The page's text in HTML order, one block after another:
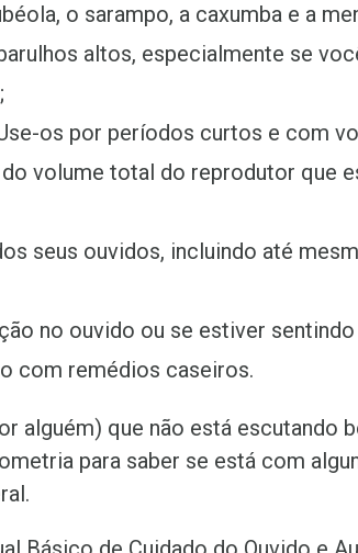
o sarampo, a caxumba e a
altos, especialmente se
os por períodos curtos e com
volume total do reprodutor que
seus ouvidos, incluindo até
no ouvido ou se estiver
com remédios caseiros.
alguém) que não está escutando
para saber se está com